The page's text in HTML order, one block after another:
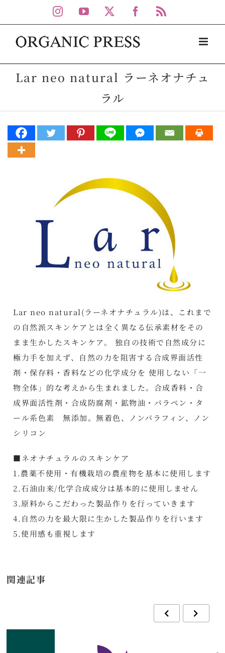
to
content
Instagram
YouTube Facebook
Lar neo natural ラーネオナチュ
ラル
Lar neo natural(ラーネオナチュラル)は、これまで
の自然派スキンケアとは全く異なる伝承素材をその
まま生かしたスキンケア。 独自の技術で自然成分に
極力手を加えず、自然の力を阻害する合成界面活性
剤・保存料・香料などの化学成分を 使用しない「一
物全体」的な考えから生まれました。合成香料・合
成界面活性剤・合成防腐剤・鉱物油・パラペン・タ
ール系色素 無添加。無着色、ノンパラフィン、ノン
シリコン
■ネオナチュラルのスキンケア
1.農薬不使用・有機栽培の農産物を基本に使用します
2.石油由来/化学合成成分は基本的に使用しません
3.原料からこだわった製品作りを行っていきます
4.自然の力を最大限に生かした製品作りを行います
5.使用感も重視します
関連記事